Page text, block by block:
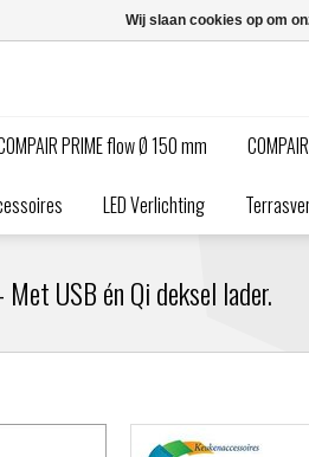
PRIME flow Ø 150 mm
LED Verlichting
USB én Qi deksel lader.
Wij slaan cookies op om